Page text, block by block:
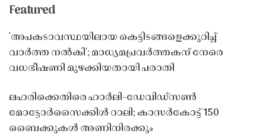
Featured
'അപകടാവസ്ഥയിലായ കെട്ടിടങ്ങളെക്കുറിച്ച്
വാർത്ത നൽകി'; മാധ്യമപ്രവർത്തകന് നേരെ
വധഭീഷണി മുഴക്കിയതായി പരാതി
ലഹരിക്കെതിരെ ഹാർലി-ഡേവിഡ്‌സൺ
മോട്ടോർസൈക്കിൾ റാലി; കാസർകോട്ട് 150
ബൈക്കുകൾ അണിനിരക്കും